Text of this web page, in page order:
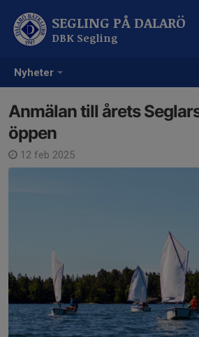
Nyheter
SEGLING PÅ DALARÖ
DBK Segling
Anmälan till årets
öppen
12 feb 2025